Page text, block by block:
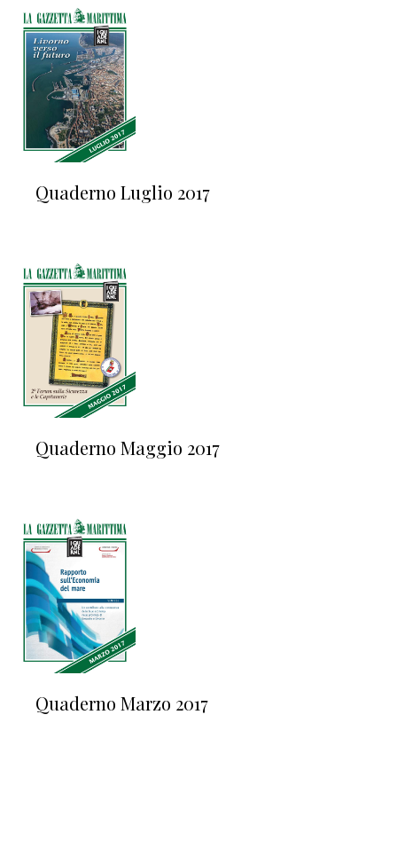
Quaderno Luglio 2017
Quaderno Maggio 2017
Quaderno Marzo 2017